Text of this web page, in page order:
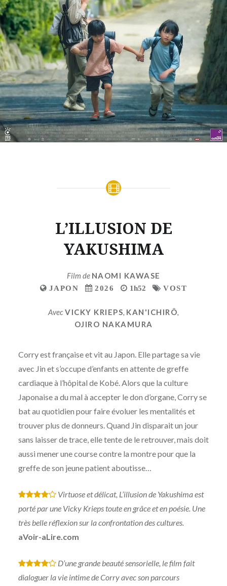
L’ILLUSION DE
YAKUSHIMA
Film de NAOMI KAWASE
JAPON 2026 1h52 VOST
AvecVICKY KRIEPS, KAN'ICHIRÔ,
OJIRO NAKAMURA
Corry est française et vit au Japon. Elle partage sa vie
avec Jin et s’occupe d’enfants en attente de greffe
cardiaque à l’hôpital de Kobé. Alors que la culture
Japonaise a du mal à accepter le don d’organe, Corry se
bat au quotidien pour faire évoluer les mentalités et
trouver plus de donneurs. Quand Jin disparait un jour
sans laisser de trace, elle tente de le retrouver, mais doit
aussi mener une course contre la montre pour que la
greffe de son jeune patient aboutisse…
* * * *
Virtuose et délicat, L’illusion de Yakushima est
porté par une Vicky Krieps toute en grâce et en poésie. Une
très belle réflexion sur la confrontation des cultures.
aVoir-aLire.com
* * * *
D’une grande beauté sensorielle, le film fait
dialoguer la vie intime de Corry avec son parcours